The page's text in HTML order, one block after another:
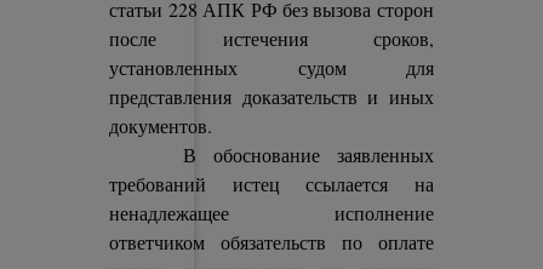
статьи 228 АПК РФ без вызова сторон
после истечения сроков,
установленных судом для
представления доказательств и иных
документов.
В обоснование заявленных
требований истец ссылается на
ненадлежащее исполнение
ответчиком обязательств по оплате